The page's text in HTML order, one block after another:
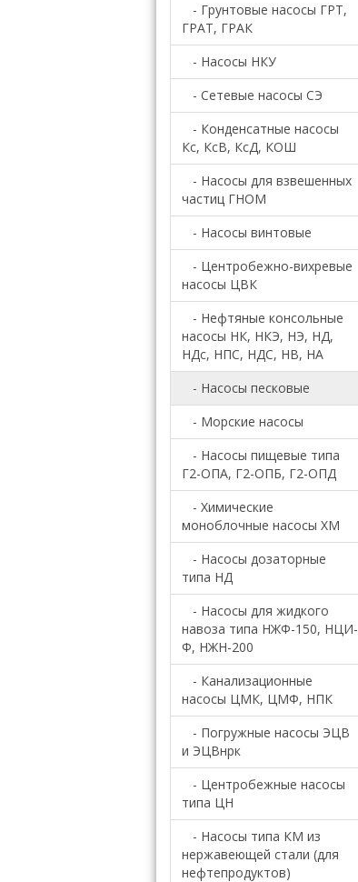
- Грунтовые насосы ГРТ,
ГРАТ, ГРАК
- Насосы НКУ
- Сетевые насосы СЭ
- Конденсатные насосы
Кс, КсВ, КсД, КОШ
- Насосы для взвешенных
частиц ГНОМ
- Насосы винтовые
- Центробежно-вихревые
насосы ЦВК
- Нефтяные консольные
насосы НК, НКЭ, НЭ, НД,
НДс, НПС, НДС, НВ, НА
- Насосы песковые
- Морские насосы
- Насосы пищевые типа
Г2-ОПА, Г2-ОПБ, Г2-ОПД
- Химические
моноблочные насосы ХМ
- Насосы дозаторные
типа НД
- Насосы для жидкого
навоза типа НЖФ-150, НЦИ-
Ф, НЖН-200
- Канализационные
насосы ЦМК, ЦМФ, НПК
- Погружные насосы ЭЦВ
и ЭЦВнрк
- Центробежные насосы
типа ЦН
- Насосы типа КМ из
нержавеющей стали (для
нефтепродуктов)